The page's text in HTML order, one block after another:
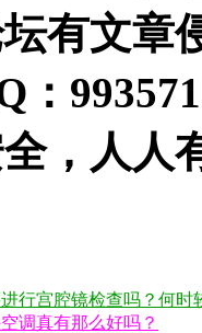
有文章
：
，人人
行宫腔镜检查吗？何时
调真有那么好吗？